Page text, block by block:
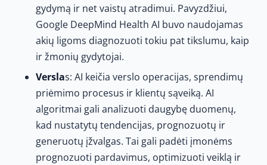
gydymą ir net vaistų atradimui. Pavyzdžiui,
Google DeepMind Health AI buvo naudojamas
akių ligoms diagnozuoti tokiu pat tikslumu, kaip
ir žmonių gydytojai.
Verslas: AI keičia verslo operacijas, sprendimų
priėmimo procesus ir klientų sąveiką. AI
algoritmai gali analizuoti daugybę duomenų,
kad nustatytų tendencijas, prognozuotų ir
generuotų įžvalgas. Tai gali padėti įmonėms
prognozuoti pardavimus, optimizuoti veiklą ir